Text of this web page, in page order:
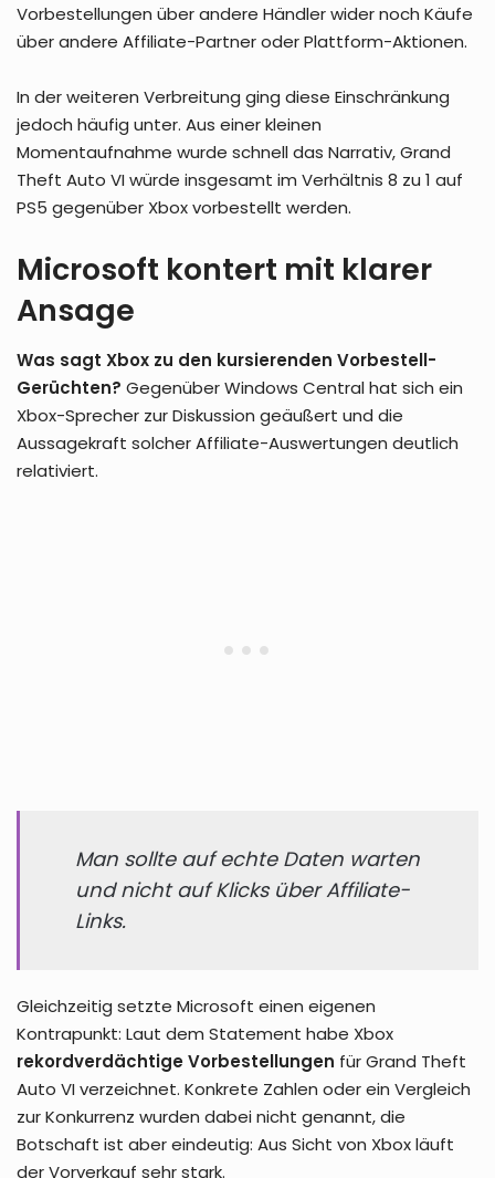
Vorbestellungen über andere Händler wider noch Käufe
über andere Affiliate-Partner oder Plattform-Aktionen.
In der weiteren Verbreitung ging diese Einschränkung
jedoch häufig unter. Aus einer kleinen
Momentaufnahme wurde schnell das Narrativ, Grand
Theft Auto VI würde insgesamt im Verhältnis 8 zu 1 auf
PS5 gegenüber Xbox vorbestellt werden.
Microsoft kontert mit klarer
Ansage
Was sagt Xbox zu den kursierenden Vorbestell-
Gerüchten? Gegenüber Windows Central hat sich ein
Xbox-Sprecher zur Diskussion geäußert und die
Aussagekraft solcher Affiliate-Auswertungen deutlich
relativiert.
Man sollte auf echte Daten warten
und nicht auf Klicks über Affiliate-
Links.
Gleichzeitig setzte Microsoft einen eigenen
Kontrapunkt: Laut dem Statement habe Xbox
rekordverdächtige Vorbestellungen für Grand Theft
Auto VI verzeichnet. Konkrete Zahlen oder ein Vergleich
zur Konkurrenz wurden dabei nicht genannt, die
Botschaft ist aber eindeutig: Aus Sicht von Xbox läuft
der Vorverkauf sehr stark.